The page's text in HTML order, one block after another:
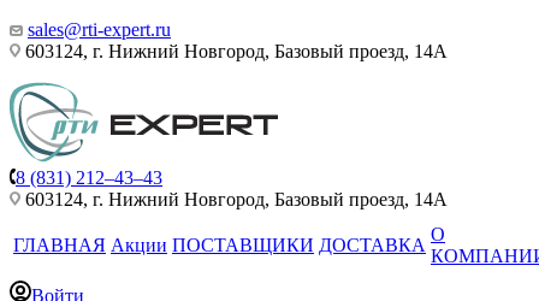
sales@rti-expert.ru
603124, г. Нижний Новгород, Базовый проезд, 14А
8 (831) 212–43–43
603124, г. Нижний Новгород, Базовый проезд, 14А
ГЛАВНАЯ Акции ПОСТАВЩИКИ ДОСТАВКА
О
Войти